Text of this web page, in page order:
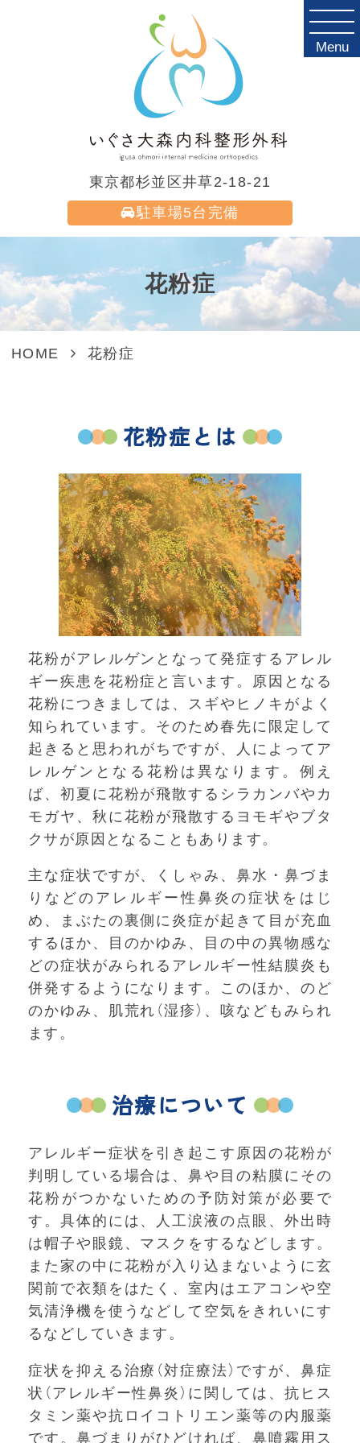
東京都杉並区井草2-18-21
駐車場5台完備
Menu
花粉症
HOME 花粉症
花粉症とは
花粉がアレルゲンとなって発症するアレル
ギー疾患を花粉症と言います。原因となる
花粉につきましては、スギやヒノキがよく
知られています。そのため春先に限定して
起きると思われがちですが、人によってア
レルゲンとなる花粉は異なります。例え
ば、初夏に花粉が飛散するシラカンバやカ
モガヤ、秋に花粉が飛散するヨモギやブタ
クサが原因となることもあります。
主な症状ですが、くしゃみ、鼻水・鼻づま
りなどのアレルギー性鼻炎の症状をはじ
め、まぶたの裏側に炎症が起きて目が充血
するほか、目のかゆみ、目の中の異物感な
どの症状がみられるアレルギー性結膜炎も
併発するようになります。このほか、のど
のかゆみ、肌荒れ（湿疹）、咳などもみられ
ます。
治療について
アレルギー症状を引き起こす原因の花粉が
判明している場合は、鼻や目の粘膜にその
花粉がつかないための予防対策が必要で
す。具体的には、人工涙液の点眼、外出時
は帽子や眼鏡、マスクをするなどします。
また家の中に花粉が入り込まないように玄
関前で衣類をはたく、室内はエアコンや空
気清浄機を使うなどして空気をきれいにす
るなどしていきます。
症状を抑える治療（対症療法）ですが、鼻症
状（アレルギー性鼻炎）に関しては、抗ヒス
タミン薬や抗ロイコトリエン薬等の内服薬
です。鼻づまりがひどければ、鼻噴霧用ス